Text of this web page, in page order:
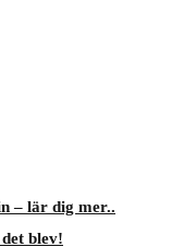
– lär dig mer..
blev!